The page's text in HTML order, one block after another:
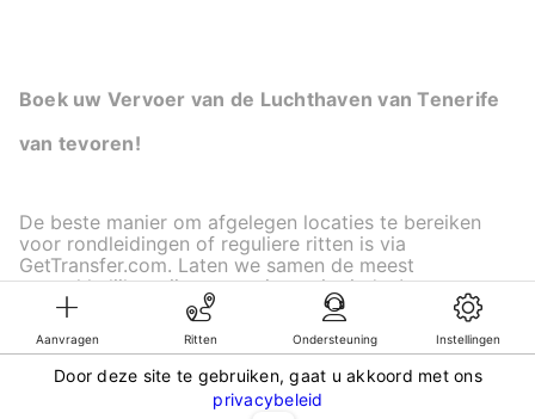
Aanvragen Ritten Ondersteuning Instellingen
Door deze site te gebruiken, gaat u akkoord met ons
privacybeleid
Boek uw Vervoer van de Luchthaven van Tenerife
van tevoren!
De beste manier om afgelegen locaties te bereiken
voor rondleidingen of reguliere ritten is via
GetTransfer.com. Laten we samen de meest
aantrekkelijke prijzen voor jouw rit vinden!
©KG GLOBAL LIMITED. GetTransfer® is trademark of KG GLOBAL LIMITED.